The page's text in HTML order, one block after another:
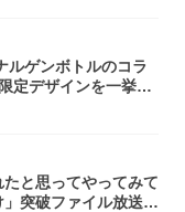
ルゲンボトルのコラ
定デザインを一挙紹
と思ってやってみて
」突破ファイル放送で